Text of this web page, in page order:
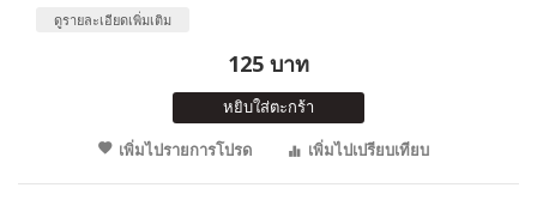
ดูรายละเอียดเพิ่มเติม
125 บาท
หยิบใส่ตะกร้า
เพิ่มไปรายการโปรด
เพิ่มไปเปรียบเทียบ